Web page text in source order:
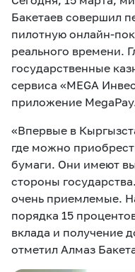
Бакетаев совершил
пилотную онлайн-
реального времени.
государственные
сервиса «MEGA
приложение
«Впервые в
где можно
бумаги. Они имеют
стороны
очень приемлемые.
порядка 15
вклада и получение
отметил Алмаз